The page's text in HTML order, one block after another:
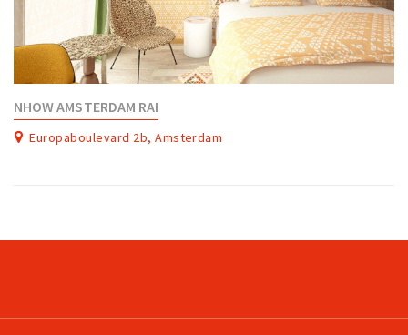
NHOW AMSTERDAM RAI
Europaboulevard 2b, Amsterdam